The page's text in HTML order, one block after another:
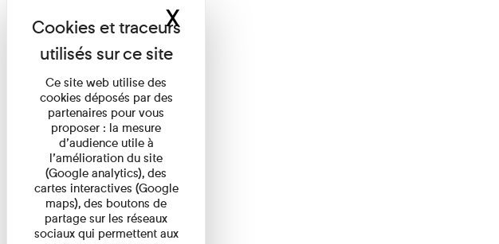
Ce site web utilise des
cookies déposés par des
partenaires pour vous
proposer : la mesure
d’audience utile à
l’amélioration du site
(Google analytics), des
cartes interactives (Google
maps), des boutons de
partage sur les réseaux
sociaux qui permettent aux
XMasquer le bandeau des cookies